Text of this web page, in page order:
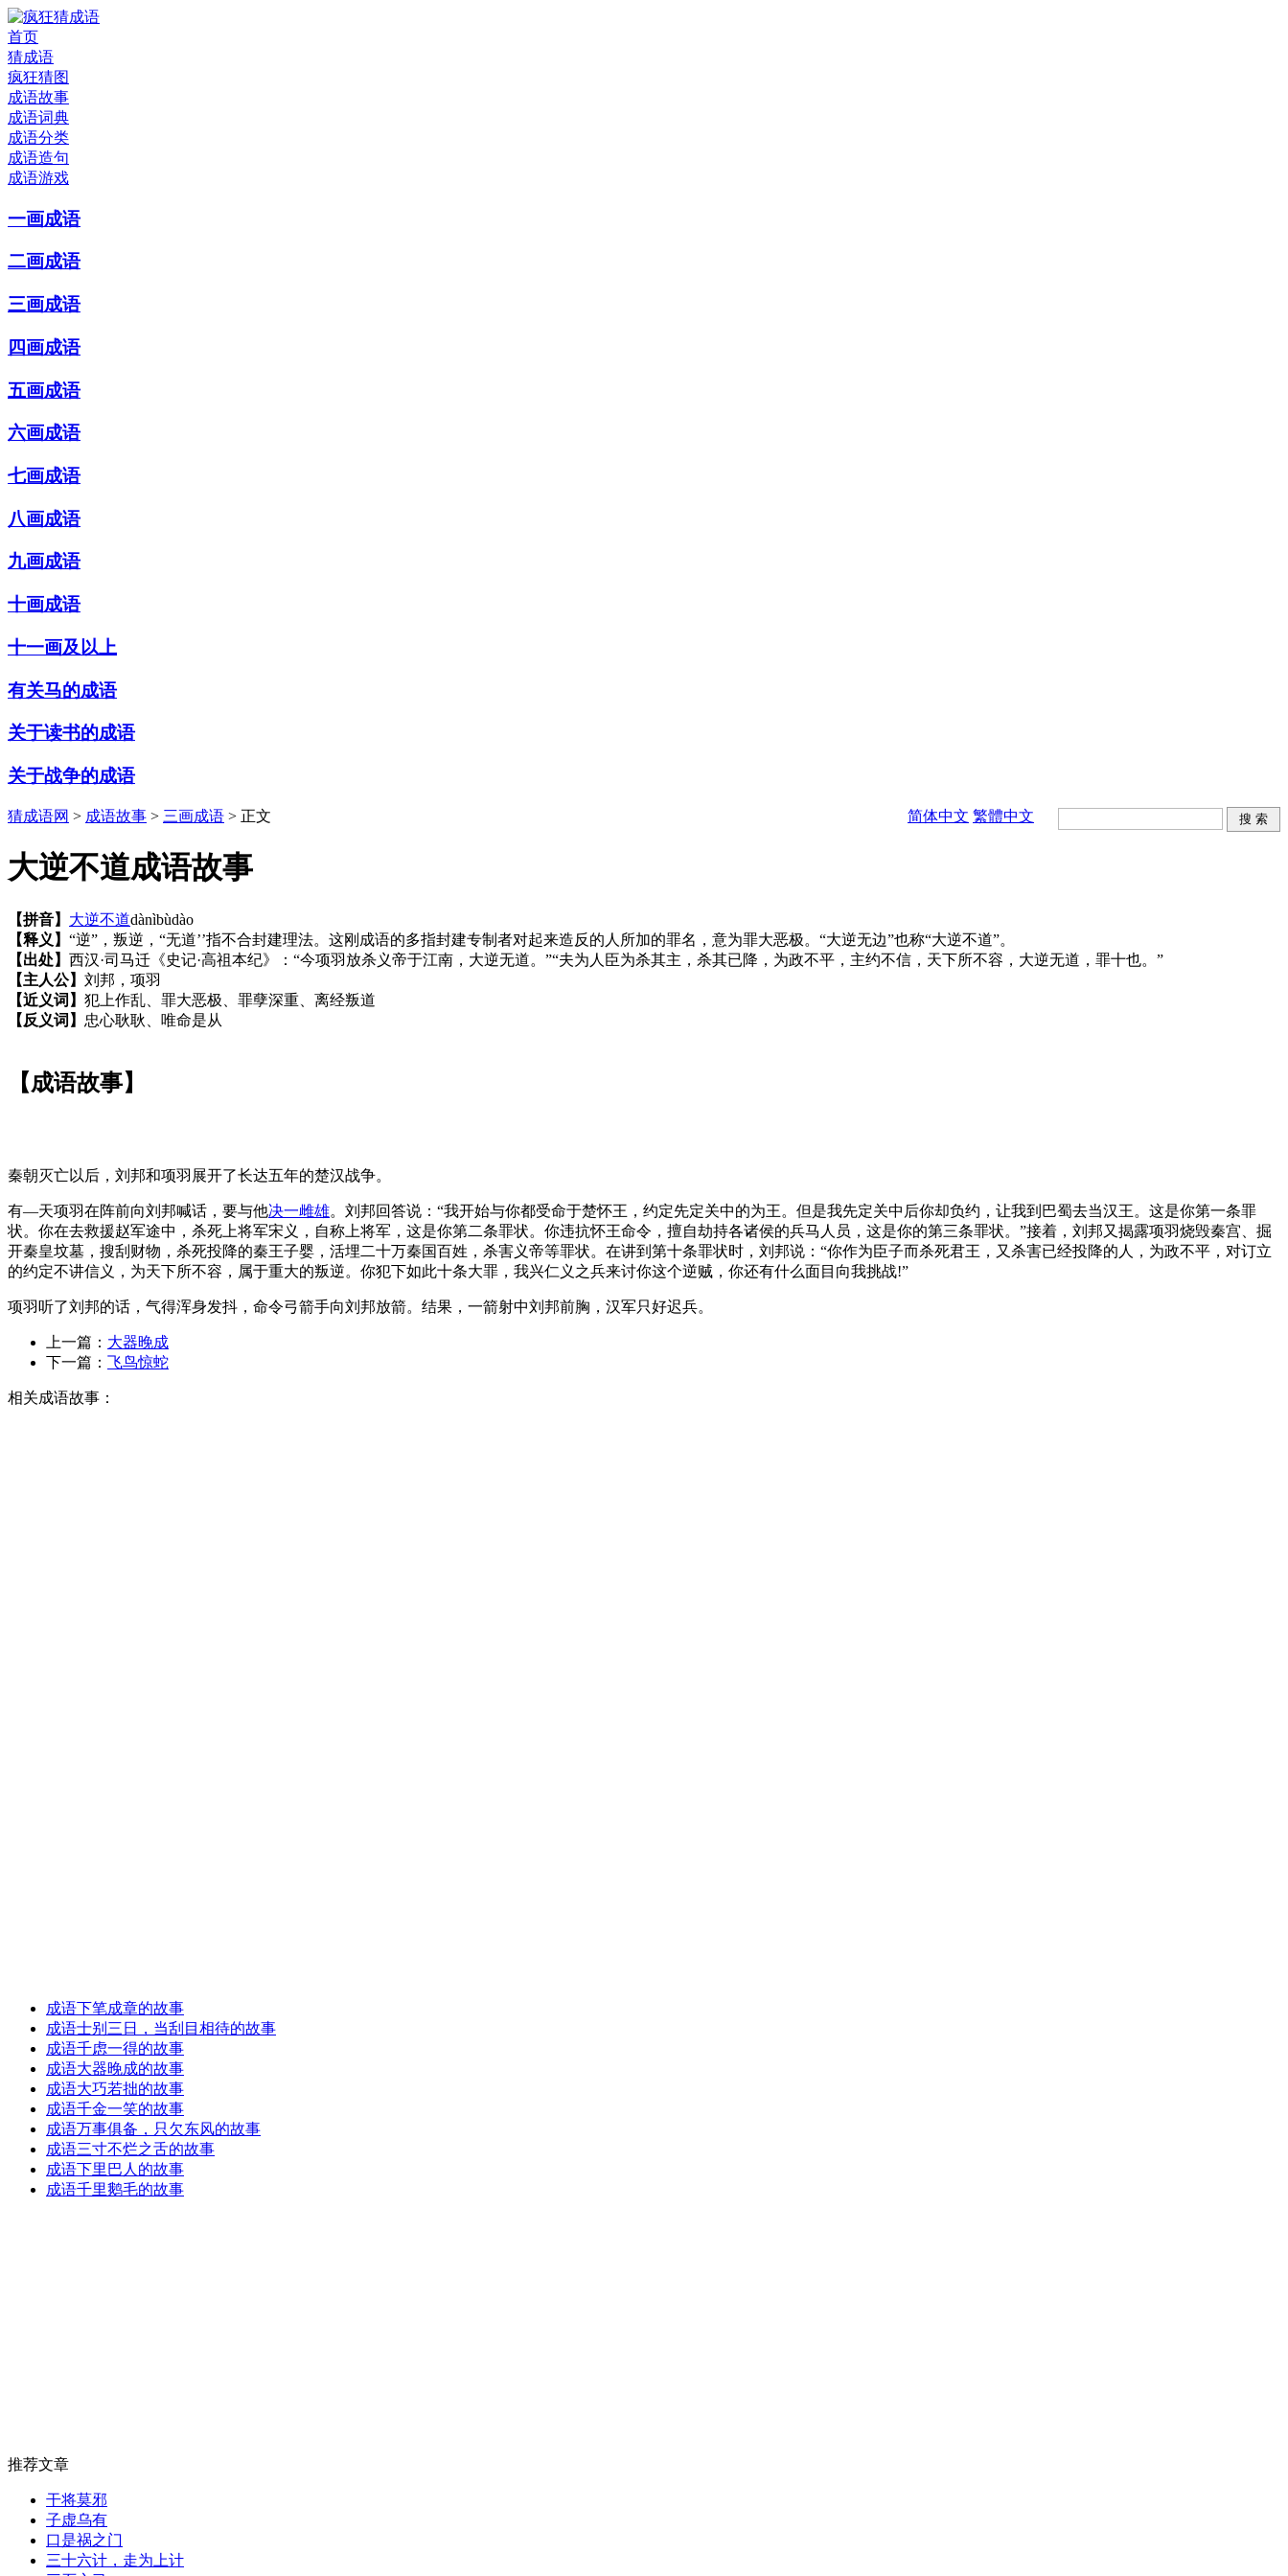
首页
猜成语
疯狂猜图
成语故事
成语词典
成语分类
成语造句
成语游戏
一画成语
二画成语
三画成语
四画成语
五画成语
六画成语
七画成语
八画成语
九画成语
十画成语
十一画及以上
有关马的成语
关于读书的成语
关于战争的成语
猜成语网 > 成语故事 > 三画成语 > 正文 简体中文 繁體中文
大逆不道成语故事
【拼音】 大逆不道dànìbùdào
【释义】 “逆”，叛逆，“无道’’指不合封建理法。这刚成语的多指封建专制者对起来造反的人所加的罪名，意为罪大恶极。“大逆无边”也称“大逆不道”。
【出处】 西汉·司马迁《史记·高祖本纪》：“今项羽放杀义帝于江南，大逆无道。”“夫为人臣为杀其主，杀其已降，为政不平，主约不信，天下所不容，大逆无道，罪十也。”
【主人公】 刘邦，项羽
【近义词】 犯上作乱、罪大恶极、罪孽深重、离经叛道
【反义词】 忠心耿耿、唯命是从
【成语故事】
秦朝灭亡以后，刘邦和项羽展开了长达五年的楚汉战争。
有—天项羽在阵前向刘邦喊话，要与他决一雌雄。刘邦回答说：“我开始与你都受命于楚怀王，约定先定关中的为王。但是我先定关中后你却负约，让我到巴蜀去当汉王。这是你第一条罪
状。你在去救援赵军途中，杀死上将军宋义，自称上将军，这是你第二条罪状。你违抗怀王命令，擅自劫持各诸侯的兵马人员，这是你的第三条罪状。”接着，刘邦又揭露项羽烧毁秦宫、掘
开秦皇坟墓，搜刮财物，杀死投降的秦王子婴，活埋二十万秦国百姓，杀害义帝等罪状。在讲到第十条罪状时，刘邦说：“你作为臣子而杀死君王，又杀害已经投降的人，为政不平，对订立
的约定不讲信义，为天下所不容，属于重大的叛逆。你犯下如此十条大罪，我兴仁义之兵来讨你这个逆贼，你还有什么面目向我挑战!”
项羽听了刘邦的话，气得浑身发抖，命令弓箭手向刘邦放箭。结果，一箭射中刘邦前胸，汉军只好迟兵。
上一篇： 大器晚成
下一篇：
飞鸟惊蛇
相关成语故事：
成语下笔成章的故事
成语士别三日，当刮目相待的故事
成语千虑一得的故事
成语大器晚成的故事
成语大巧若拙的故事
成语千金一笑的故事
成语万事俱备，只欠东风的故事
成语三寸不烂之舌的故事
成语下里巴人的故事
成语千里鹅毛的故事
推荐文章
干将莫邪
子虚乌有
口是祸之门
三十六计，走为上计